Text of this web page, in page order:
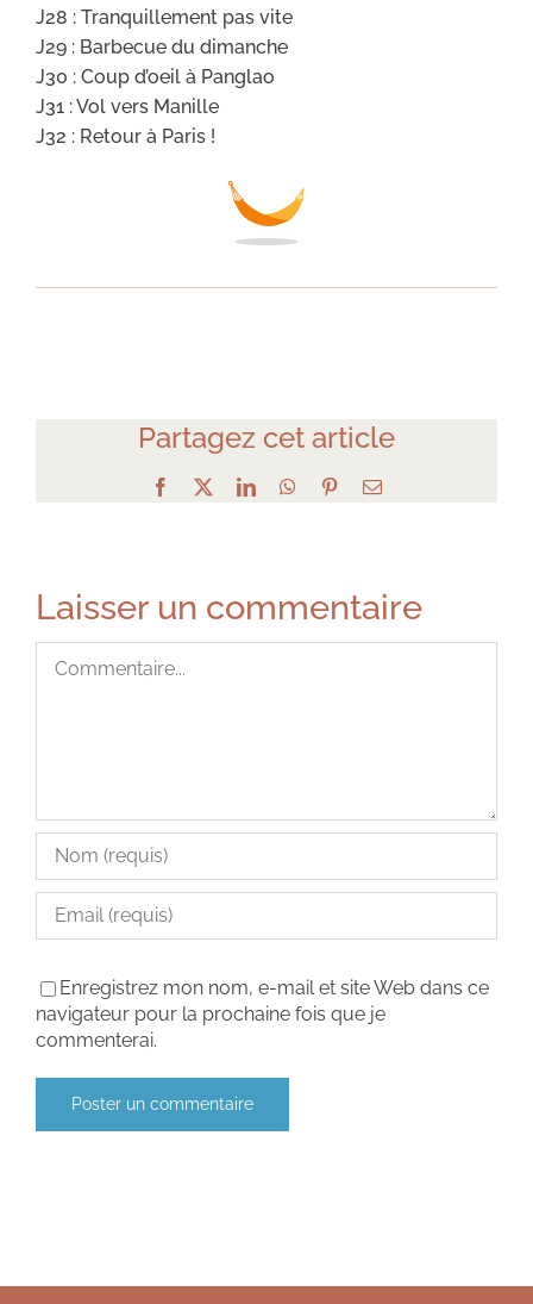
J28 : Tranquillement pas vite
J29 : Barbecue du dimanche
J30 : Coup d’oeil à Panglao
J31 : Vol vers Manille
J32 : Retour à Paris !
Partagez cet article
Facebook LinkedInWhatsApp
PinterestEmail
Laisser un commentaire
Enregistrez mon nom, e-mail et site Web dans ce
navigateur pour la prochaine fois que je
commenterai.